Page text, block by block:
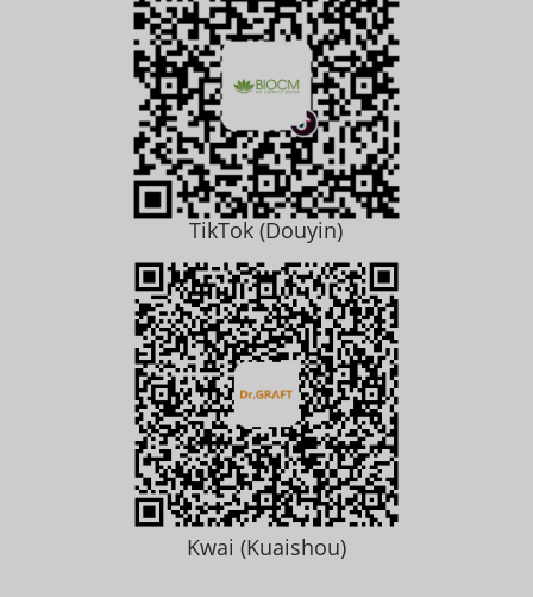
TikTok (Douyin)
Kwai (Kuaishou)